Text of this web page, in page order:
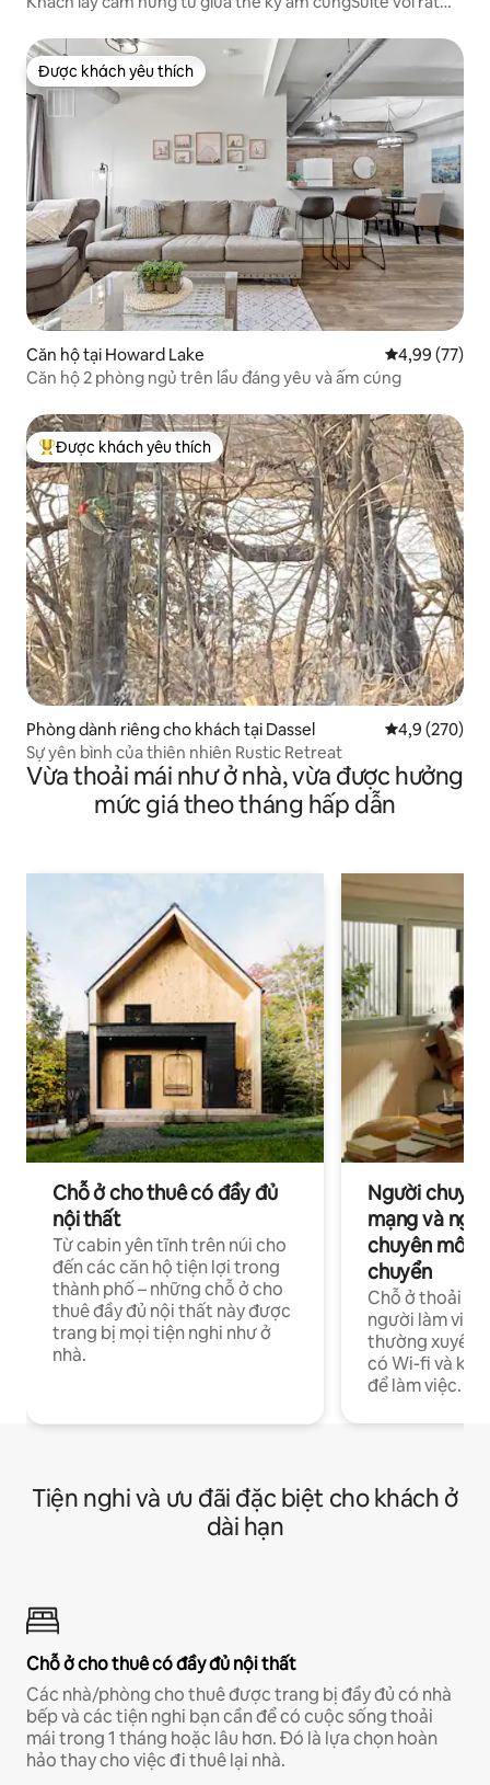
Được khách yêu thích
Được khách yêu thích
Căn hộ tại Howard Lake Xếp hạng
4,99 (77)
Căn hộ 2 phòng ngủ trên lầu đáng yêu và ấm cúng
Được khách yêu thích nhất
Được khách yêu thích
Phòng dành riêng cho khách tại Dassel Xếp hạng
4,9 (270)
Sự yên bình của thiên nhiên Rustic Retreat
Vừa thoải mái như ở nhà, vừa được hưởng
mức giá theo tháng hấp dẫn
Chỗ ở cho thuê có đầy đủ
nội thất
Từ cabin yên tĩnh trên núi cho
đến các căn hộ tiện lợi trong
thành phố – những chỗ ở cho
thuê đầy đủ nội thất này được
trang bị mọi tiện nghi như ở
nhà.
Người
mạng và
chuyên môn
chuyển
Chỗ ở thoải
người làm việc
thường xuyên
có Wi-fi và
để làm việc.
Tiện nghi và ưu đãi đặc biệt cho khách ở
dài hạn
Chỗ ở cho thuê có đầy đủ nội thất
Các nhà/phòng cho thuê được trang bị đầy đủ có nhà
bếp và các tiện nghi bạn cần để có cuộc sống thoải
mái trong 1 tháng hoặc lâu hơn. Đó là lựa chọn hoàn
hảo thay cho việc đi thuê lại nhà.